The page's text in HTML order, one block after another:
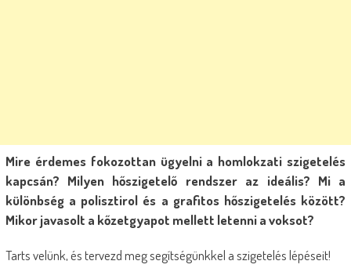
Mire érdemes fokozottan ügyelni a homlokzati szigetelés
kapcsán? Milyen hőszigetelő rendszer az ideális? Mi a
különbség a polisztirol és a grafitos hőszigetelés között?
Mikor javasolt a kőzetgyapot mellett letenni a voksot?
Tarts velünk, és tervezd meg segítségünkkel a szigetelés lépéseit!